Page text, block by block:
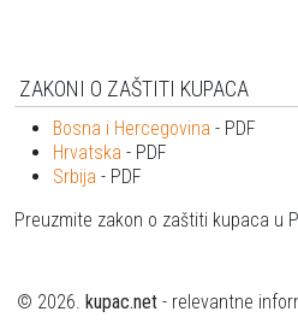
ZAKONI O ZAŠTITI KUPACA
Bosna i Hercegovina - PDF
Hrvatska - PDF
Srbija - PDF
Preuzmite zakon o zaštiti kupaca u
© 2026. kupac.net - relevantne